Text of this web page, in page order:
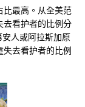
比最高。从全美范
去看护者的比例分
人或阿拉斯加原
去看护者的比例